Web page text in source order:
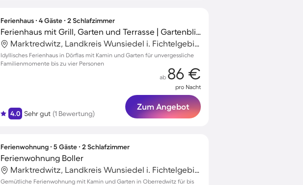
Ferienhaus ∙ 4 Gäste ∙ 2 Schlafzimmer
Ferienhaus mit Grill, Garten und Terrasse | Gartenblick
Marktredwitz, Landkreis Wunsiedel i. Fichtelgebirge, Deutschland
Idyllisches Ferienhaus in Dörflas mit Kamin und Garten für unvergessliche
Familienmomente bis zu vier Personen
4.0 Sehr gut (1 Bewertung)
ab 86 €
pro Nacht
Zum Angebot
Ferienwohnung ∙ 5 Gäste ∙ 2 Schlafzimmer
Ferienwohnung Boller
Marktredwitz, Landkreis Wunsiedel i. Fichtelgebirge, Deutschland
Gemütliche Ferienwohnung mit Kamin und Garten in Oberredwitz für bis